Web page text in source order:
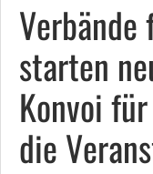
Verbände
starten
Konvoi für
die